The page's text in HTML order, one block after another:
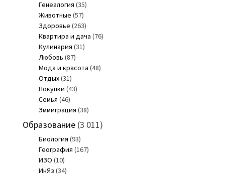
Генеалогия (35)
Животные (57)
Здоровье (263)
Квартира и дача (76)
Кулинария (31)
Любовь (87)
Мода и красота (48)
Отдых(31)
Покупки (43)
Семья (46)
Эммиграция (38)
Образование(3 011)
Биология (93)
География (167)
ИЗО (10)
ИнЯз (34)